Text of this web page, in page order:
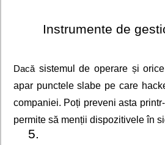
Instrumente de
Dacă sistemul de operare și
apar punctele slabe pe care
companiei. Poți preveni asta
permite să menții dispozitivele în